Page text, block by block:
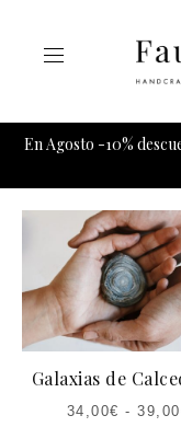
En Agosto -10%
Galaxias de
34,00€ -39,00